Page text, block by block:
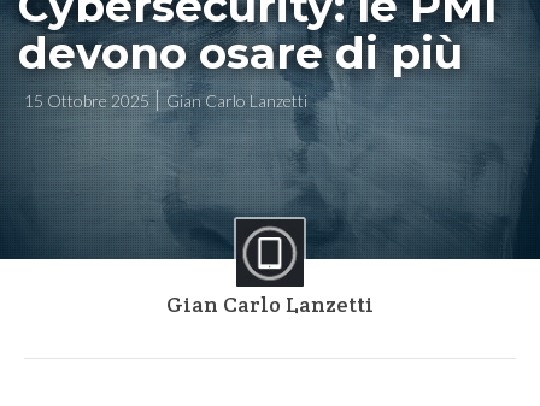
devono osare di più
15 Ottobre 2025 Gian Carlo Lanzetti
Gian Carlo Lanzetti